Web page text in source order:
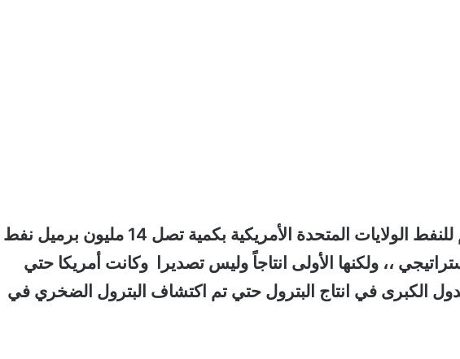
مع ملاحظة أن أكبر منتج في العالم للنفط الولايات المتحدة الأمريكية بكمية تصل 14 مليون برميل نفط
،، ولكنها الأولى انتاجاً وليس تصديرا وكانت أمريكا حتي
الكبرى في انتاج البترول حتي تم اكتشاف البترول الضخري في